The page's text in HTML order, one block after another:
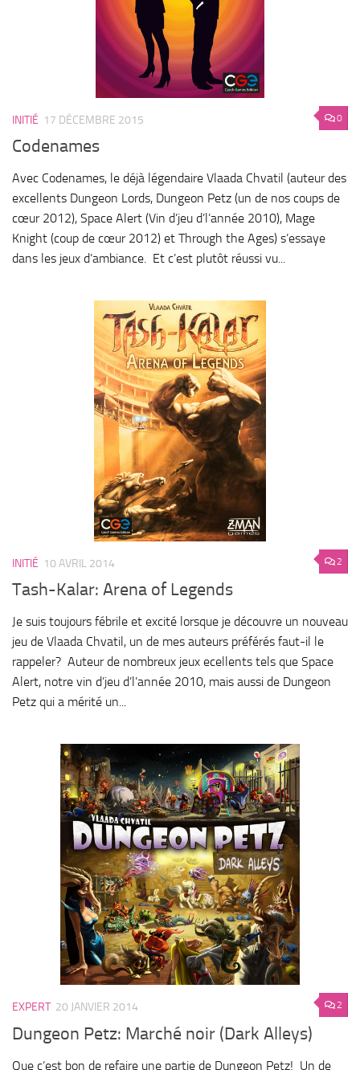
0
INITIÉ 17 DÉCEMBRE 2015
Codenames
Avec Codenames, le déjà légendaire Vlaada Chvatil (auteur des
excellents Dungeon Lords, Dungeon Petz (un de nos coups de
cœur 2012), Space Alert (Vin d’jeu d’l’année 2010), Mage
Knight (coup de cœur 2012) et Through the Ages) s’essaye
dans les jeux d’ambiance. Et c’est plutôt réussi vu...
2
INITIÉ 10 AVRIL 2014
Tash-Kalar: Arena of Legends
Je suis toujours fébrile et excité lorsque je découvre un nouveau
jeu de Vlaada Chvatil, un de mes auteurs préférés faut-il le
rappeler? Auteur de nombreux jeux ecellents tels que Space
Alert, notre vin d’jeu d’l’année 2010, mais aussi de Dungeon
Petz qui a mérité un...
2
EXPERT 20 JANVIER 2014
Dungeon Petz: Marché noir (Dark Alleys)
Que c’est bon de refaire une partie de Dungeon Petz! Un de